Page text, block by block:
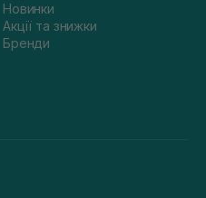
Новинки
Акції та знижки
Бренди